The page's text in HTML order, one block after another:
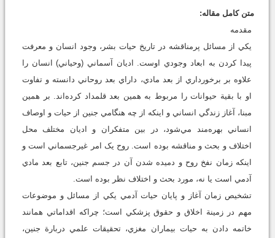
متن کامل مقاله:
مقدمه
يکي از مسائل پرمناقشه در تاريخ حيات بشر، وجود انسان و معرفت
پيدا کردن به ابعاد وجودي اوست. اديان آسماني (وحياني) انسان را
علاوه بر برخورداري از بعد مادي، داراي بعد روحاني دانسته و تفاوت
او با بقية حيوانات را مربوط به همين بعد قلمداد کرده‌اند. بر همين
مبنا، آغاز زندگي انساني و اينکه از چه هنگامي جنين از حيات و اوصاف
انساني بهره‌مند مي‌شود، در بين متفکران و اديان مختلف محل
اختلاف و بحث و مناقشه بوده است. روح يک امر غيرجسماني است و
اينکه زمان نفخ روح و دميده شدن آن در جسم جنين، تابع بعد مادي
آدمي است يا نه، مورد بحث و اختلاف نظر بوده است.
تشخيص زمان آغاز و پايان حيات آدمي يکي از مسائل و موضوعات
مهم در زمينة اخلاق و حقوق پزشکي است؛ چراکه اقداماتي همانند
خاتمه دادن به حيات بيماران مغزي، تحقيقات علمي دربارة جنين،